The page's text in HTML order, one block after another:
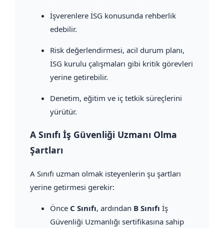
İşverenlere İSG konusunda rehberlik
edebilir.
Risk değerlendirmesi, acil durum planı,
İSG kurulu çalışmaları gibi kritik görevleri
yerine getirebilir.
Denetim, eğitim ve iç tetkik süreçlerini
yürütür.
A Sınıfı İş Güvenliği Uzmanı Olma
Şartları
A Sınıfı uzman olmak isteyenlerin şu şartları
yerine getirmesi gerekir:
Önce C Sınıfı, ardından B Sınıfı İş
Güvenliği Uzmanlığı sertifikasına sahip